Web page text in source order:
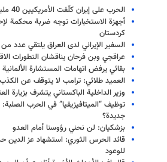
الحرب على إيران كلّفت الأمريكيين 40 مليار دولار
أجهزة الاستخبارات توجه ضربة محكمة
كردستان
السفير الإيراني لدی العراق یلتقي عدد
عراقجي وبن فرحان يناقشان التطورات
بقائي يرفض اتهامات المستشارة الألمانية
العميد طلائي: ترامب لا يتوقف عن الكذب
وزير الداخلية الباكستاني يتشرف
توظيف “الميتافيزيقيا” في الحرب
جديدة؟
بزشكيان: لن نحني رؤوسنا أمام العدو
قائد الحرس الثوري: استشهاد عز
للوعود